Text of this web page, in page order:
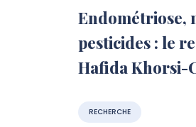
Endométriose,
pesticides : le
Hafida Khorsi-
RECHERCHE